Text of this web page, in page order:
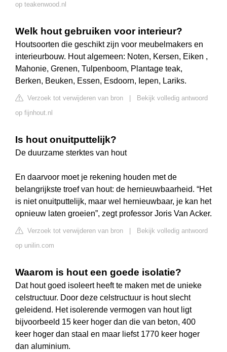
op teakenwood.nl
Welk hout gebruiken voor interieur?
Houtsoorten die geschikt zijn voor meubelmakers en
interieurbouw. Hout algemeen: Noten, Kersen, Eiken ,
Mahonie, Grenen, Tulpenboom, Plantage teak,
Berken, Beuken, Essen, Esdoorn, Iepen, Lariks.
Verzoek tot verwijderen van bron
Bekijk volledig antwoord
op fijnhout.nl
Is hout onuitputtelijk?
De duurzame sterktes van hout
En daarvoor moet je rekening houden met de
belangrijkste troef van hout: de hernieuwbaarheid. “Het
is niet onuitputtelijk, maar wel hernieuwbaar, je kan het
opnieuw laten groeien”, zegt professor Joris Van Acker.
Verzoek tot verwijderen van bron
Bekijk volledig antwoord
op unilin.com
Waarom is hout een goede isolatie?
Dat hout goed isoleert heeft te maken met de unieke
celstructuur. Door deze celstructuur is hout slecht
geleidend. Het isolerende vermogen van hout ligt
bijvoorbeeld 15 keer hoger dan die van beton, 400
keer hoger dan staal en maar liefst 1770 keer hoger
dan aluminium.